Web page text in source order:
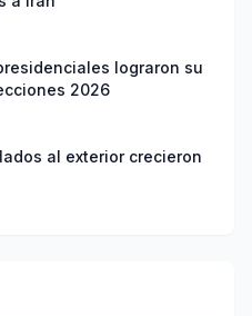
lograron su
2026
al exterior crecieron